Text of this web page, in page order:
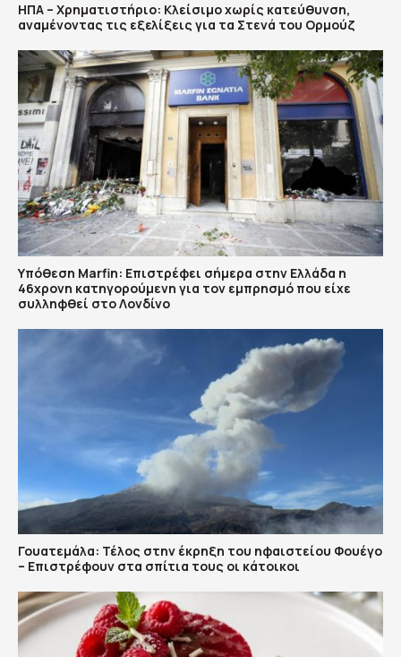
ΗΠΑ – Χρηματιστήριο: Κλείσιμο χωρίς κατεύθυνση,
αναμένοντας τις εξελίξεις για τα Στενά του Ορμούζ
Υπόθεση Marfin: Επιστρέφει σήμερα στην Ελλάδα η
46χρονη κατηγορούμενη για τον εμπρησμό που είχε
συλληφθεί στο Λονδίνο
Γουατεμάλα: Τέλος στην έκρηξη του ηφαιστείου Φουέγο
– Επιστρέφουν στα σπίτια τους οι κάτοικοι